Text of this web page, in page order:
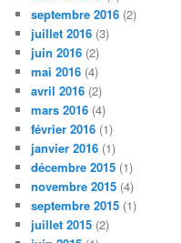
septembre 2016 (2)
juillet 2016 (3)
juin 2016 (2)
mai 2016 (4)
avril 2016 (2)
mars 2016 (4)
février 2016 (1)
janvier 2016 (1)
décembre 2015 (1)
novembre 2015 (4)
septembre 2015 (1)
juillet 2015 (2)